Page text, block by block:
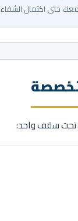
حتى اكتمال الشفاء
تحت سقف واحد: